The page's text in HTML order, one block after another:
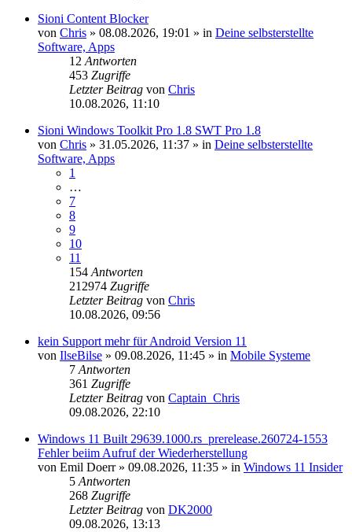
Sioni Content Blocker
von Chris » 08.08.2026, 19:01 » in Deine selbsterstellte
Software, Apps
12Antworten
453 Zugriffe
Letzter Beitrag von Chris
10.08.2026, 11:10
Sioni Windows Toolkit Pro 1.8 SWT Pro 1.8
von Chris » 31.05.2026, 11:37 » in Deine selbsterstellte
Software, Apps
1
…
7
8
9
10
11
154Antworten
212974 Zugriffe
Letzter Beitrag von Chris
10.08.2026, 09:56
kein Support mehr für Android Version 11
von IlseBilse » 09.08.2026, 11:45 » in Mobile Systeme
7Antworten
361 Zugriffe
Letzter Beitrag von Captain_Chris
09.08.2026, 22:10
Windows 11 Built 29639.1000.rs_prerelease.260724-1553
Fehler beiim Aufruf der Wiederherstellung
von Emil Doerr» 09.08.2026, 11:35 » in Windows 11 Insider
5Antworten
268 Zugriffe
Letzter Beitrag von DK2000
09.08.2026, 13:13